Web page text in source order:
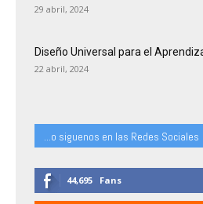
29 abril, 2024
Diseño Universal para el
22 abril, 2024
...o siguenos en las Redes Sociales
44,695 Fans